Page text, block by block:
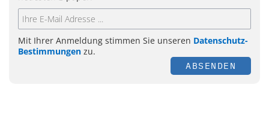
Mit Ihrer Anmeldung stimmen Sie unseren Datenschutz-
Bestimmungen zu.
ABSENDEN